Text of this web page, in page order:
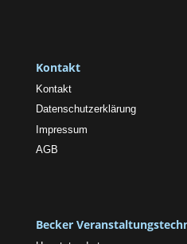
Kontakt
Kontakt
Datenschutzerklärung
Impressum
AGB
Becker